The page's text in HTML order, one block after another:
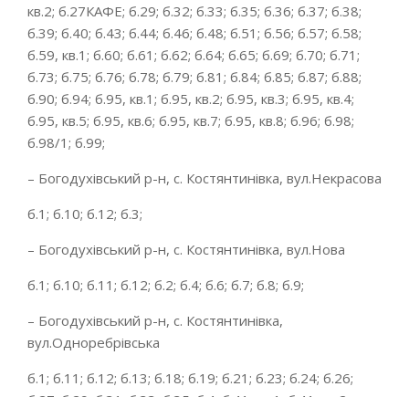
кв.2; б.27КАФЕ; б.29; б.32; б.33; б.35; б.36; б.37; б.38;
б.39; б.40; б.43; б.44; б.46; б.48; б.51; б.56; б.57; б.58;
б.59, кв.1; б.60; б.61; б.62; б.64; б.65; б.69; б.70; б.71;
б.73; б.75; б.76; б.78; б.79; б.81; б.84; б.85; б.87; б.88;
б.90; б.94; б.95, кв.1; б.95, кв.2; б.95, кв.3; б.95, кв.4;
б.95, кв.5; б.95, кв.6; б.95, кв.7; б.95, кв.8; б.96; б.98;
б.98/1; б.99;
– Богодухівський р-н, с. Костянтинівка, вул.Некрасова
б.1; б.10; б.12; б.3;
– Богодухівський р-н, с. Костянтинівка, вул.Нова
б.1; б.10; б.11; б.12; б.2; б.4; б.6; б.7; б.8; б.9;
– Богодухівський р-н, с. Костянтинівка,
вул.Одноребрівська
б.1; б.11; б.12; б.13; б.18; б.19; б.21; б.23; б.24; б.26;